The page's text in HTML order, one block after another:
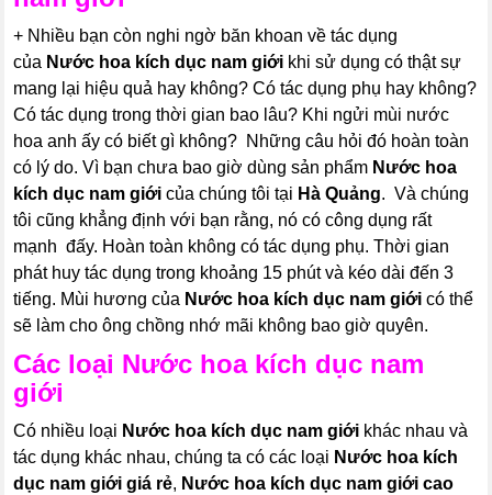
+ Nhiều bạn còn nghi ngờ băn khoan về tác dụng
của Nước hoa kích dục nam giới khi sử dụng có thật sự
mang lại hiệu quả hay không? Có tác dụng phụ hay không?
Có tác dụng trong thời gian bao lâu? Khi ngửi mùi nước
hoa anh ấy có biết gì không? Những câu hỏi đó hoàn toàn
có lý do. Vì bạn chưa bao giờ dùng sản phẩm Nước hoa
kích dục nam giới của chúng tôi tại Hà Quảng. Và chúng
tôi cũng khẳng định với bạn rằng, nó có công dụng rất
mạnh đấy. Hoàn toàn không có tác dụng phụ. Thời gian
phát huy tác dụng trong khoảng 15 phút và kéo dài đến 3
tiếng. Mùi hương của Nước hoa kích dục nam giới có thể
sẽ làm cho ông chồng nhớ mãi không bao giờ quyên.
Các loại Nước hoa kích dục nam
giới
Có nhiều loại Nước hoa kích dục nam giới khác nhau và
tác dụng khác nhau, chúng ta có các loại Nước hoa kích
dục nam giới giá rẻ, Nước hoa kích dục nam giới cao